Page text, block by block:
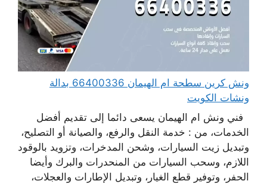
ونش كرين سطحة ام الهيمان 66400336 بدالة
ونشات الكويت
فني ونش ام الهيمان يسعى دائما إلى تقديم أفضل
الخدمات، من : خدمة النقل والرفع، والصيانة أو التصليح،
وتبديل زيت السيارات، وشحن المدخرات، وتزويد بالوقود
اللازم، وسحب السيارات من المنحدرات والبرك وأيضا
الحفر، وتوفير قطع الغيار، وتبديل الإطارات والعجلات،